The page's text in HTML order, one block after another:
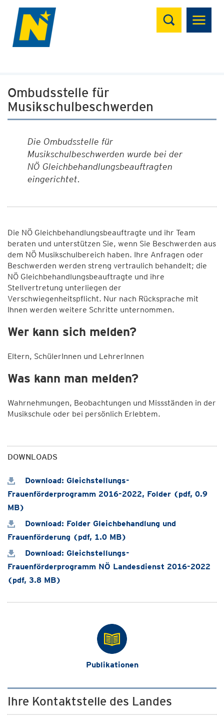
Suchen
Ombudsstelle für
Musikschulbeschwerden
Die Ombudsstelle für
Musikschulbeschwerden wurde bei der
NÖ Gleichbehandlungsbeauftragten
eingerichtet.
Die NÖ Gleichbehandlungsbeauftragte und ihr Team
beraten und unterstützen Sie, wenn Sie Beschwerden aus
dem NÖ Musikschulbereich haben. Ihre Anfragen oder
Beschwerden werden streng vertraulich behandelt; die
NÖ Gleichbehandlungsbeauftragte und ihre
Stellvertretung unterliegen der
Verschwiegenheitspflicht. Nur nach Rücksprache mit
Ihnen werden weitere Schritte unternommen.
Wer kann sich melden?
Eltern, SchülerInnen und LehrerInnen
Was kann man melden?
Wahrnehmungen, Beobachtungen und Missständen in der
Musikschule oder bei persönlich Erlebtem.
DOWNLOADS
Download: Gleichstellungs-
Frauenförderprogramm 2016-2022, Folder (pdf, 0.9
MB)
Download: Folder Gleichbehandlung und
Frauenförderung (pdf, 1.0 MB)
Download: Gleichstellungs-
Frauenförderprogramm NÖ Landesdienst 2016-2022
(pdf, 3.8 MB)
Publikationen
Ihre Kontaktstelle des Landes